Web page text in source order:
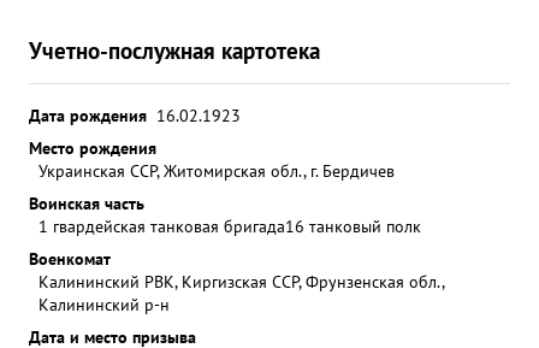
Учетно-послужная картотека
Дата рождения 16.02.1923
Место рождения
Украинская ССР, Житомирская обл., г. Бердичев
Воинская часть
1 гвардейская танковая бригада16 танковый полк
Военкомат
Калининский РВК, Киргизская ССР, Фрунзенская обл.,
Калининский р-н
Дата и место призыва